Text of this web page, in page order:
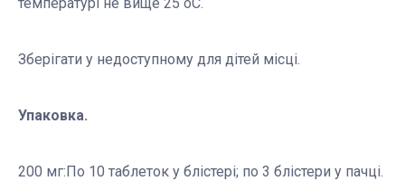
Зберігати у недоступному для дітей місці.
Упаковка.
200 мг:По 10 таблеток у блістері; по 3 блістери у пачці.